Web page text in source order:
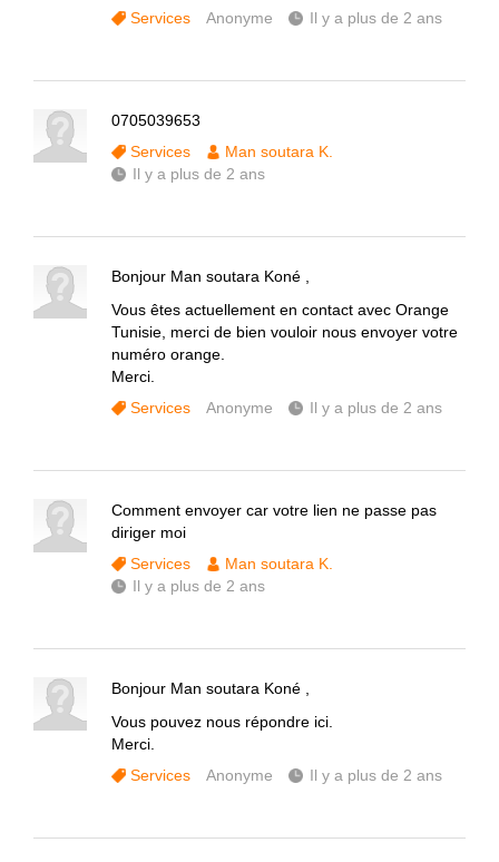
Services
Anonyme Il y a plus de 2 ans
0705039653
Services
Man soutara K.
Il y a plus de 2 ans
Bonjour Man soutara Koné ,
Vous êtes actuellement en contact avec Orange
Tunisie, merci de bien vouloir nous envoyer votre
numéro orange.
Merci.
Services
Anonyme Il y a plus de 2 ans
Comment envoyer car votre lien ne passe pas
diriger moi
Services
Man soutara K.
Il y a plus de 2 ans
Bonjour Man soutara Koné ,
Vous pouvez nous répondre ici.
Merci.
Services
Anonyme Il y a plus de 2 ans